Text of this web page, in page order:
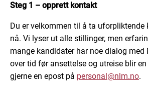
Steg 1 – opprett kontakt
Du er velkommen til å ta uforpliktende
nå. Vi lyser ut alle stillinger, men
mange kandidater har noe dialog
over tid før ansettelse og utreise blir
gjerne en epost på personal@nlm.no.